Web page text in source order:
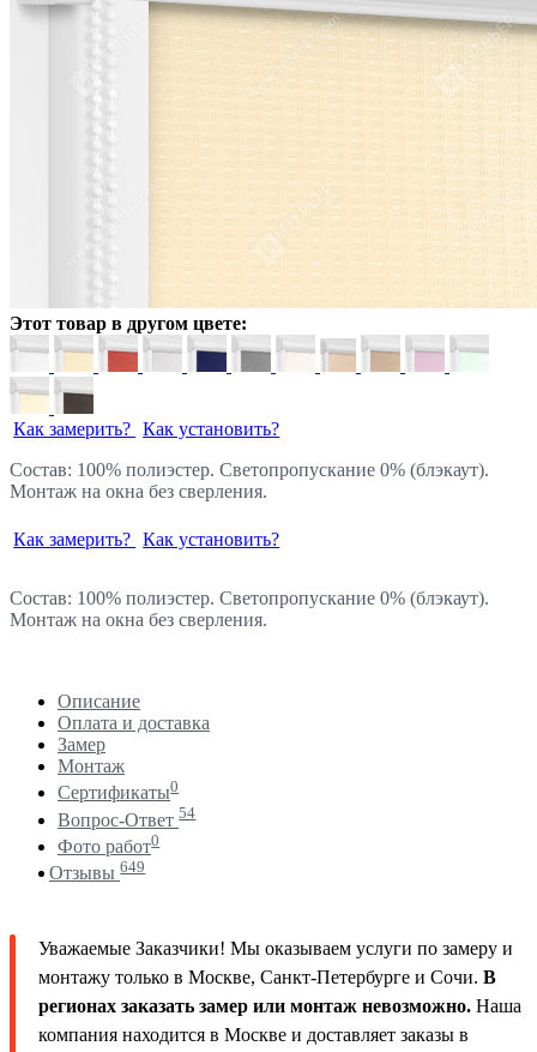
Этот товар в другом цвете:
Как замерить? Как установить?
Состав: 100% полиэстер. Светопропускание 0% (блэкаут).
Монтаж на окна без сверления.
Как замерить? Как установить?
Состав: 100% полиэстер. Светопропускание 0% (блэкаут).
Монтаж на окна без сверления.
Описание
Оплата и доставка
Замер
Монтаж
Сертификаты0
Вопрос-Ответ 54
Фото работ0
Отзывы 649
Уважаемые Заказчики! Мы оказываем услуги по замеру и
монтажу только в Москве, Санкт-Петербурге и Сочи. В
регионах заказать замер или монтаж невозможно. Наша
компания находится в Москве и доставляет заказы в